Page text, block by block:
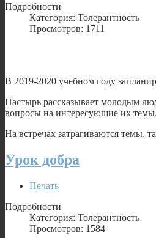
Подробности
Категория: Толерантность
Просмотров: 1711
В 2019-2020 учебном году
Пастырь рассказывает молодым
вопросы на интересующие их темы.
На встречах затрагиваются темы,
Урок добра
Печать
Подробности
Категория: Толерантность
Просмотров: 1584